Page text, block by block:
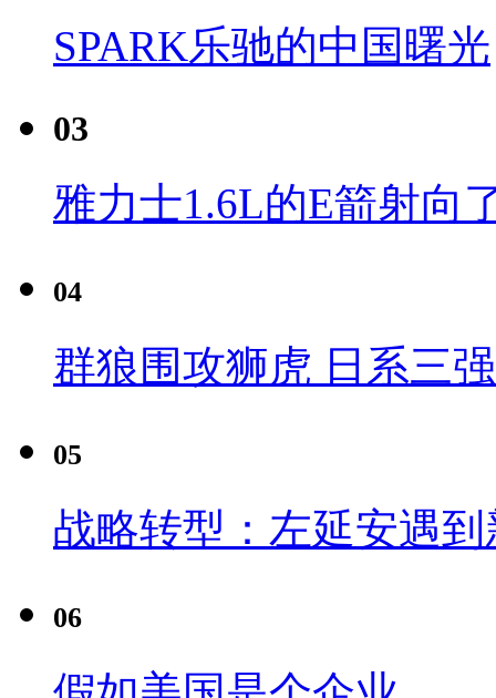
SPARK乐驰的中国曙光
03
雅力士1.6L的E箭射向
04
群狼围攻狮虎 日系三
05
战略转型：左延安遇
06